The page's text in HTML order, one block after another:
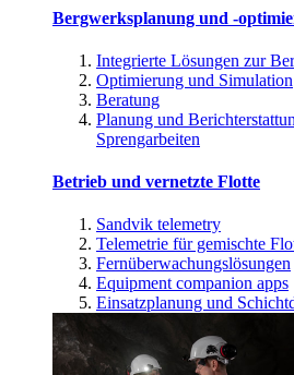
Bergwerksplanung und -
Integrierte Lösungen zur
Optimierung und Simulation
Beratung
Planung und
Sprengarbeiten
Betrieb und vernetzte Flotte
Sandvik telemetry
Telemetrie für gemischte
Fernüberwachungslösungen
Equipment companion apps
Einsatzplanung und